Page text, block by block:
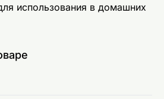
использования в домашних